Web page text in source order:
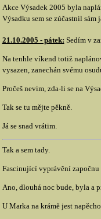
Akce Výsadek 2005 byla
Výsadku sem se zúčastnil
21.10.2005 - pátek: Sedím v
Na tenhle víkend totiž
vysazen, zanechán svému
Pročeš nevim, zda-li se na
Tak se tu mějte pěkně.
Já se snad vrátim.
Tak a sem tady.
Fascinující vyprávění započnu
Ano, dlouhá noc bude, byla a
U Marka na krámě jest